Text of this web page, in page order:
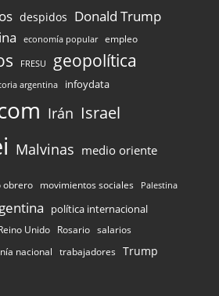
despidos Donald Trump
economía popular empleo
FRESU geopolítica
argentina infoydata
Irán Israel
Malvinas medio oriente
obrero movimientos sociales Palestina
política internacional
Unido Rosario salarios
nacional trabajadores Trump